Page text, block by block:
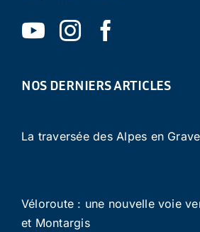
NOS DERNIERS ARTICLES
La traversée des Alpes en
Véloroute : une nouvelle voie
et Montargis